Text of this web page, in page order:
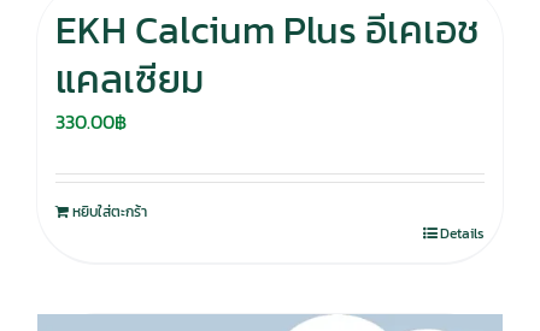
EKH Calcium Plus อีเคเอช
แคลเซียม
330.00฿
หยิบใส่ตะกร้า
Details